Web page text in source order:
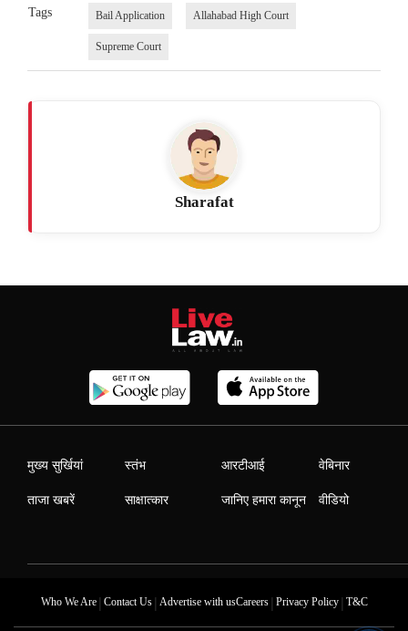
Tags Bail Application Allahabad High Court
Supreme Court
Sharafat
मुख्य सुर्खियां
ताजा खबरें
स्तंभ
साक्षात्कार
आरटीआई
जानिए हमारा कानून
वेबिनार
वीडियो
Who We Are| Contact Us| Advertise with usCareers| Privacy Policy| T&C